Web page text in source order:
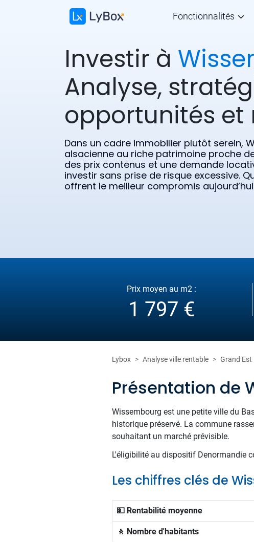
Fonctionnalités
Investir à
Analyse,
opportunités et
Dans un cadre immobilier plutôt serein,
alsacienne au riche patrimoine proche
des prix contenus et une demande
investir sans prise de risque excessive.
offrent le meilleur compromis
Prix moyen au m2 :
1 797 €
Lybox Analyse ville rentable Grand Est
Présentation de
Wissembourg est une petite ville du
historique préservé. La commune
souhaitant un marché prévisible.
L'éligibilité au dispositif Denormandie
Les chiffres clés de
💵 Rentabilité moyenne
🚶 Nombre d'habitants